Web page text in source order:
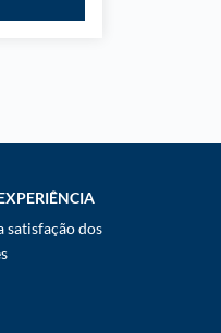
satisfação dos